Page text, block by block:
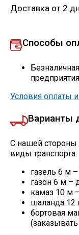
Доставка от 2
Способы
предприятия
Условия оплаты
Варианты
С нашей
виды транспорта:
газель 6 м –
газон 6 м –
камаз 10 м
шаланда 12
бортовая